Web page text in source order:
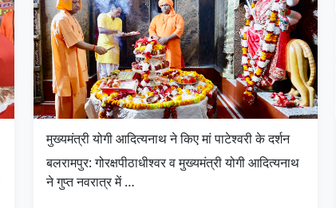
मुख्यमंत्री योगी आदित्यनाथ ने किए मां पाटेश्वरी के दर्शन
बलरामपुर: गोरक्षपीठाधीश्वर व मुख्यमंत्री योगी आदित्यनाथ
ने गुप्त नवरात्र में …